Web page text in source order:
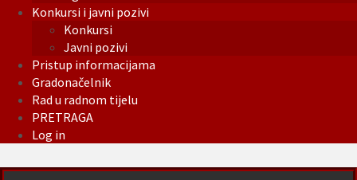
Konkursi i javni pozivi
Konkursi
Javni pozivi
Pristup informacijama
Gradonačelnik
Rad u radnom tijelu
PRETRAGA
Log in